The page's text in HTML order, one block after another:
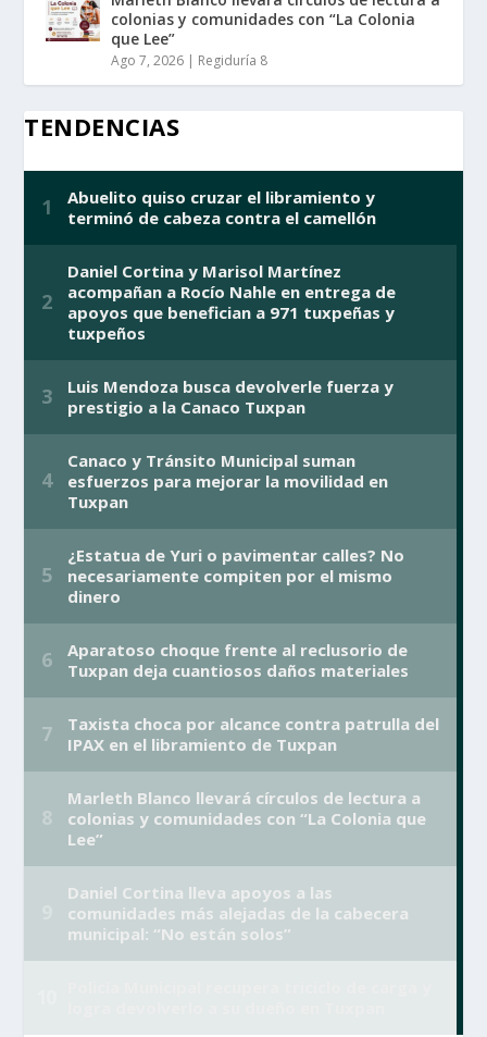
colonias y comunidades con “La Colonia
que Lee”
Ago 7, 2026 Regiduría 8
TENDENCIAS